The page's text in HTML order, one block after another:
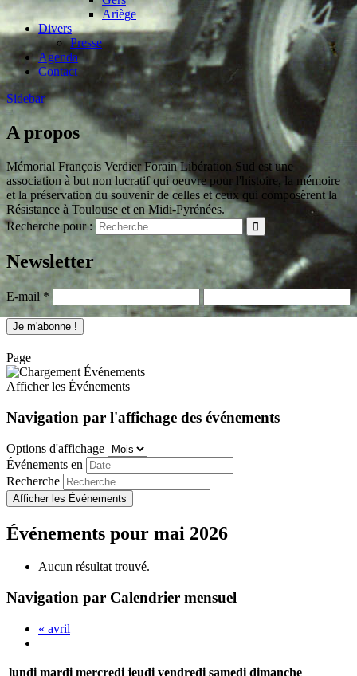
Ariège
Divers
Presse
Agenda
Contact
Sidebar
A propos
Mémorial François Verdier Forain Libération Sud est une
association à but non lucratif qui oeuvre pour l'histoire, la mémoire
et la préservation du souvenir de celles et ceux qui composèrent la
Résistance à Toulouse et en Midi-Pyrénées.
Recherche pour :
Newsletter
E-mail *
Page
Afficher les Événements
Navigation par l'affichage des événements
Options d'affichage
Événements en
Recherche
Événements pour mai 2026
Aucun résultat trouvé.
Navigation par Calendrier mensuel
« avril
lundi mardi mercredi jeudi vendredi samedi dimanche